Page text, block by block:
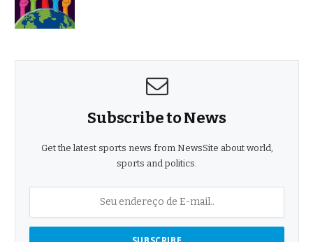
Subscribe to News
Get the latest sports news from NewsSite about world,
sports and politics.